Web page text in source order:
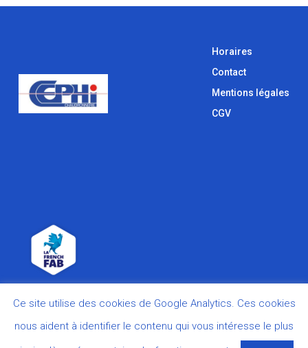
Horaires
Contact
Mentions légales
CGV
Ce site utilise des cookies de Google Analytics. Ces cookies
nous aident à identifier le contenu qui vous intéresse le plus